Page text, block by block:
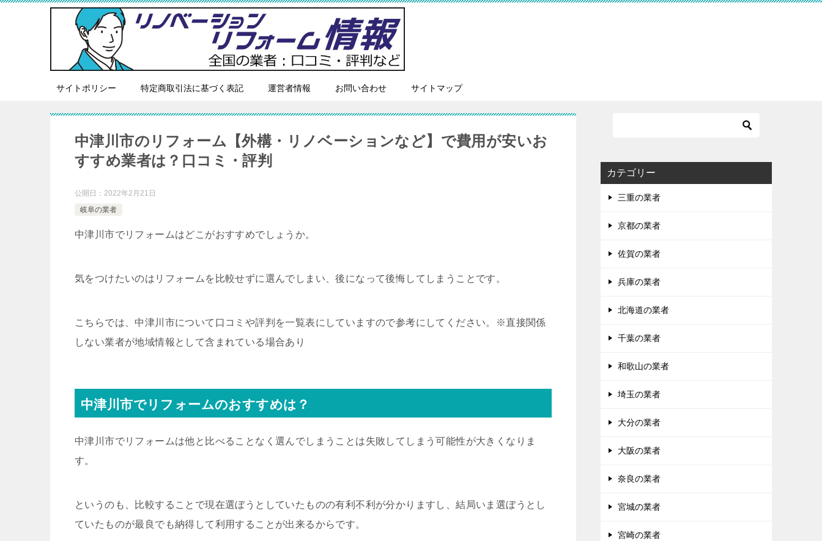
サイトポリシー 特定商取引法に基づく表記 運営者情報 お問い合わせ サイトマップ
中津川市のリフォーム【外構・リノベーションなど】で費用が安いお
すすめ業者は？口コミ・評判
公開日： 2022年2月21日
岐阜の業者
中津川市でリフォームはどこがおすすめでしょうか。
気をつけたいのはリフォームを比較せずに選んでしまい、後になって後悔してしまうことです。
こちらでは、中津川市について口コミや評判を一覧表にしていますので参考にしてください。※直接関係
しない業者が地域情報として含まれている場合あり
中津川市でリフォームのおすすめは？
中津川市でリフォームは他と比べることなく選んでしまうことは失敗してしまう可能性が大きくなりま
す。
というのも、比較することで現在選ぼうとしていたものの有利不利が分かりますし、結局いま選ぼうとし
ていたものが最良でも納得して利用することが出来るからです。
カテゴリー
三重の業者
京都の業者
佐賀の業者
兵庫の業者
北海道の業者
千葉の業者
和歌山の業者
埼玉の業者
大分の業者
大阪の業者
奈良の業者
宮城の業者
宮崎の業者